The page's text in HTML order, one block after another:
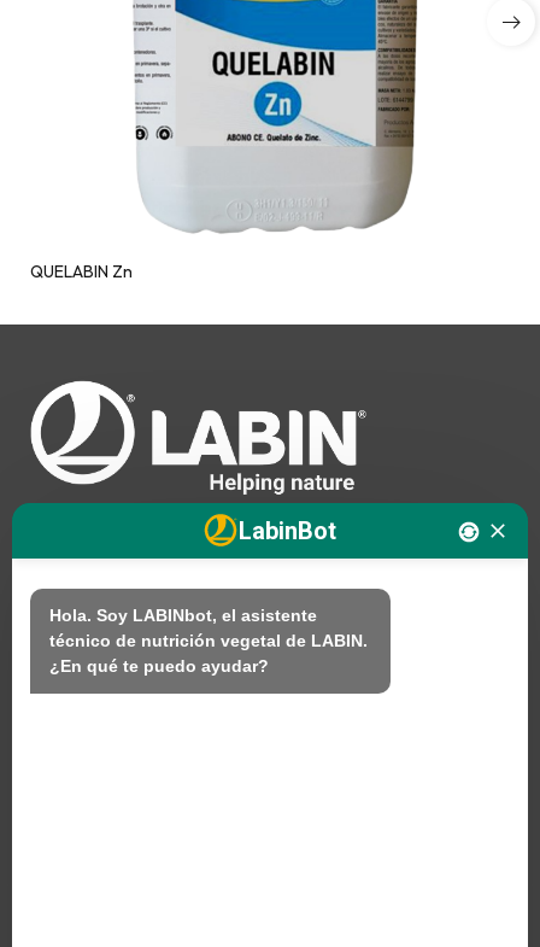
QUELABIN Zn
Nosotros
Productos
LabinBot
Hola. Soy LABINbot, el asistente
técnico de nutrición vegetal de LABIN.
¿En qué te puedo ayudar?